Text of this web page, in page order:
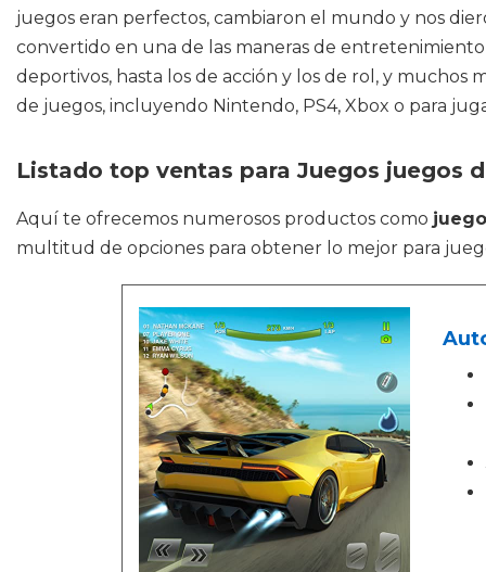
juegos eran perfectos, cambiaron el mundo y nos
convertido en una de las maneras de
deportivos, hasta los de acción y los de rol, y muchos
de juegos, incluyendo Nintendo, PS4, Xbox o para
Listado top ventas para Juegos juegos
Aquí te ofrecemos numerosos productos como
multitud de opciones para obtener lo mejor para